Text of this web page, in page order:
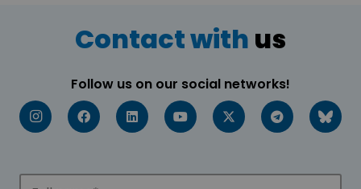
Contact with us
Follow us on our social networks!